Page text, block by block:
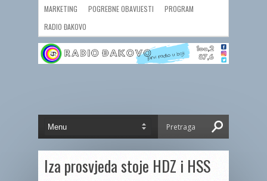
MARKETING POGREBNE OBAVIJESTI
PROGRAM
RADIO ĐAKOVO
Iza prosvjeda stoje HDZ i HSS